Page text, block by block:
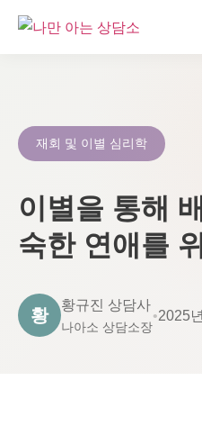
재회 및 이별 심리학
이별을 통해
숙한 연애를
황
황규진 상담사
나아소 상담소장
•2025